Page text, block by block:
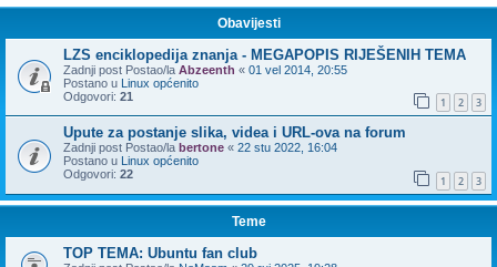
ž
Obavijesti
LZS enciklopedija znanja - MEGAPOPIS RIJEŠENIH TEMA
Zadnji post Postao/la Abzeenth « 01 vel 2014, 20:55
Postano u Linux općenito
Odgovori: 21 1 2 3
Upute za postanje slika, videa i URL-ova na forum
Zadnji post Postao/la bertone « 22 stu 2022, 16:04
Postano u Linux općenito
Odgovori: 22 1 2 3
Teme
TOP TEMA: Ubuntu fan club